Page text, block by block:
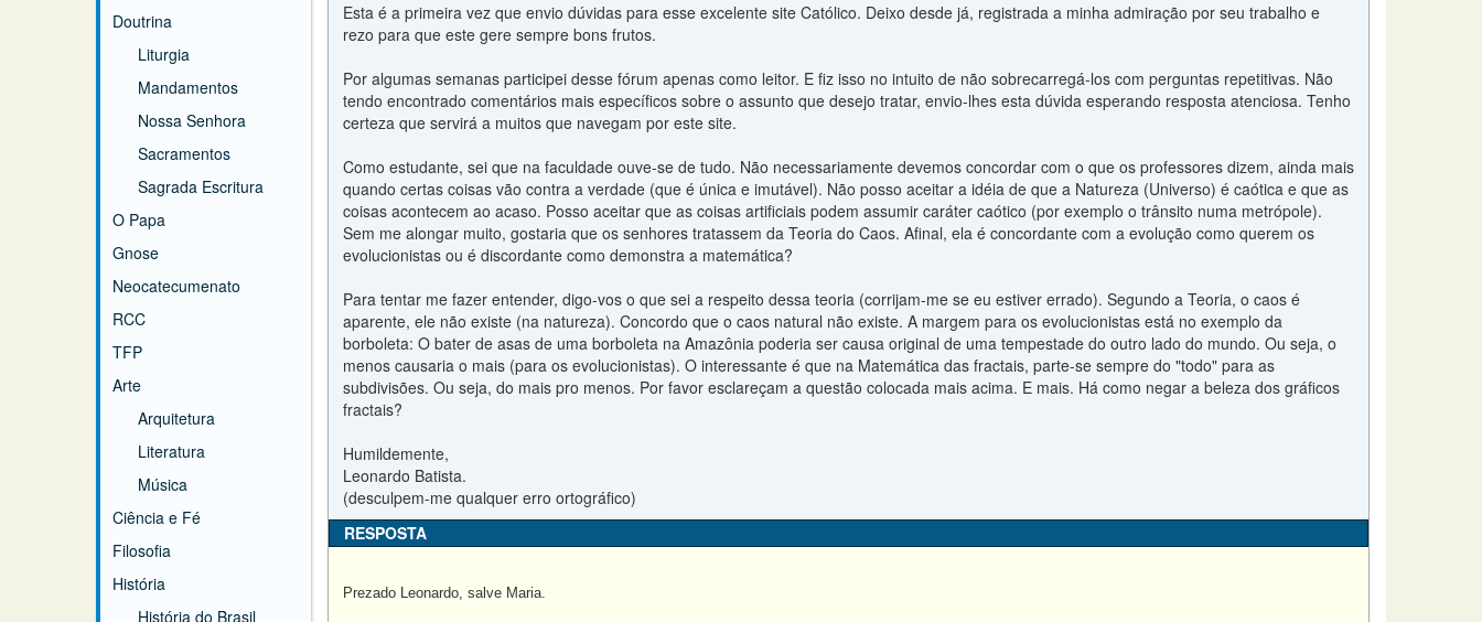
Doutrina
Liturgia
Mandamentos
Nossa Senhora
Sacramentos
Sagrada Escritura
O Papa
Gnose
Neocatecumenato
RCC
TFP
Arte
Arquitetura
Literatura
Música
Ciência e Fé
Filosofia
História
História do Brasil
Esta é a primeira vez que envio dúvidas para esse excelente site Católico. Deixo desde já, registrada a minha admiração por seu trabalho e
rezo para que este gere sempre bons frutos.
Por algumas semanas participei desse fórum apenas como leitor. E fiz isso no intuito de não sobrecarregá-los com perguntas repetitivas. Não
tendo encontrado comentários mais específicos sobre o assunto que desejo tratar, envio-lhes esta dúvida esperando resposta atenciosa. Tenho
certeza que servirá a muitos que navegam por este site.
Como estudante, sei que na faculdade ouve-se de tudo. Não necessariamente devemos concordar com o que os professores dizem, ainda mais
quando certas coisas vão contra a verdade (que é única e imutável). Não posso aceitar a idéia de que a Natureza (Universo) é caótica e que as
coisas acontecem ao acaso. Posso aceitar que as coisas artificiais podem assumir caráter caótico (por exemplo o trânsito numa metrópole).
Sem me alongar muito, gostaria que os senhores tratassem da Teoria do Caos. Afinal, ela é concordante com a evolução como querem os
evolucionistas ou é discordante como demonstra a matemática?
Para tentar me fazer entender, digo-vos o que sei a respeito dessa teoria (corrijam-me se eu estiver errado). Segundo a Teoria, o caos é
aparente, ele não existe (na natureza). Concordo que o caos natural não existe. A margem para os evolucionistas está no exemplo da
borboleta: O bater de asas de uma borboleta na Amazônia poderia ser causa original de uma tempestade do outro lado do mundo. Ou seja, o
menos causaria o mais (para os evolucionistas). O interessante é que na Matemática das fractais, parte-se sempre do "todo" para as
subdivisões. Ou seja, do mais pro menos. Por favor esclareçam a questão colocada mais acima. E mais. Há como negar a beleza dos gráficos
fractais?
Humildemente,
Leonardo Batista.
(desculpem-me qualquer erro ortográfico)
RESPOSTA
Prezado Leonardo, salve Maria.